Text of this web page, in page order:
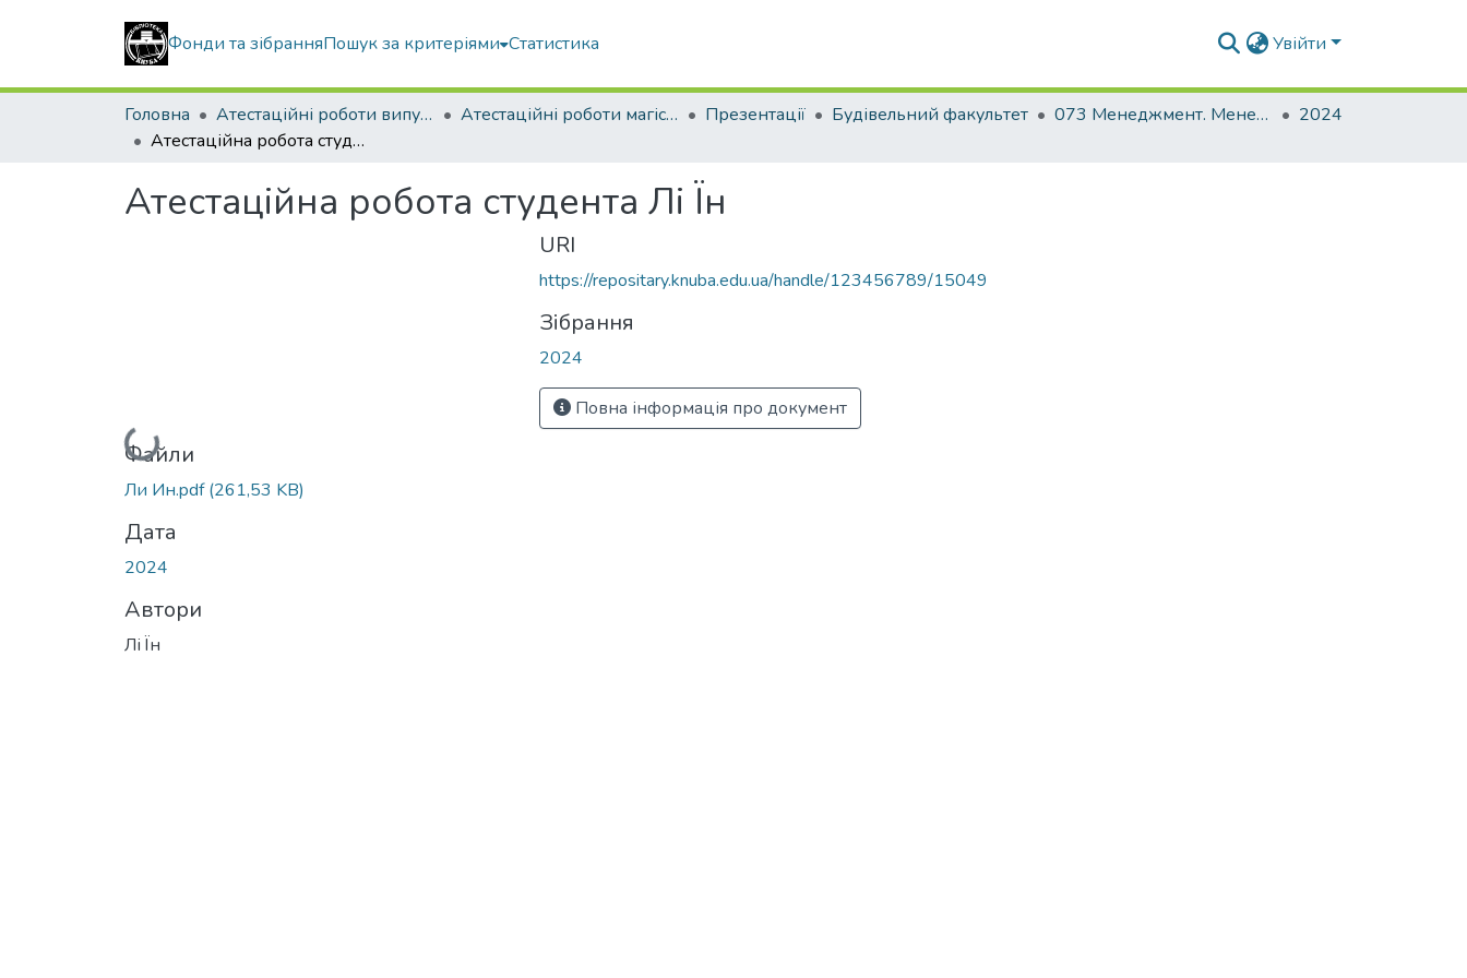
Фонди та зібранняПошук за критеріями Статистика Увійти
Головна Атестаційні роботи випускників Атестаційні роботи магістрів Презентації Будівельний факультет 073 Менеджмент. Менеджмент організацій і адміністрування
2024
Атестаційна робота студента Лі Їн
Атестаційна робота студента Лі Їн
Вантажиться...
Файли
Ли Ин.pdf(261,53 KB)
Дата
2024
Автори
Лі Їн
URI
https://repositary.knuba.edu.ua/handle/123456789/15049
Зібрання
2024
Повна інформація про документ